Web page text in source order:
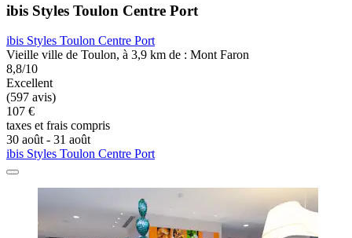
ibis Styles Toulon Centre Port
ibis Styles Toulon Centre Port
Vieille ville de Toulon, à 3,9 km de : Mont Faron
8,8/10
Excellent
(597 avis)
107 €
taxes et frais compris
30 août - 31 août
ibis Styles Toulon Centre Port